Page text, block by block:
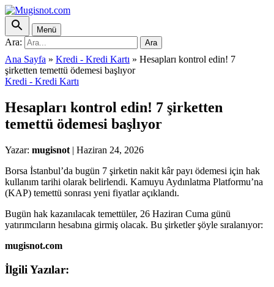
Menü
Ara: Ara
Ana Sayfa » Kredi - Kredi Kartı » Hesapları kontrol edin! 7
şirketten temettü ödemesi başlıyor
Kredi - Kredi Kartı
Hesapları kontrol edin! 7 şirketten
temettü ödemesi başlıyor
Yazar: mugisnot | Haziran 24, 2026
Borsa İstanbul’da bugün 7 şirketin nakit kâr payı ödemesi için hak
kullanım tarihi olarak belirlendi. Kamuyu Aydınlatma Platformu’na
(KAP) temettü sonrası yeni fiyatlar açıklandı.
Bugün hak kazanılacak temettüler, 26 Haziran Cuma günü
yatırımcıların hesabına girmiş olacak. Bu şirketler şöyle sıralanıyor:
mugisnot.com
İlgili Yazılar: